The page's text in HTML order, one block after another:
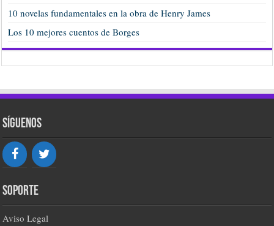
10 novelas fundamentales en la obra de Henry James
Los 10 mejores cuentos de Borges
Síguenos
Soporte
Aviso Legal